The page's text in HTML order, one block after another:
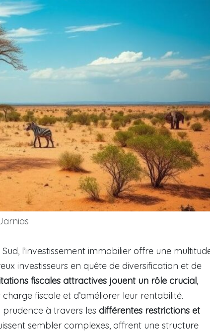
l’investissement immobilier offre une
investisseurs en quête de diversification et de
fiscales attractives jouent un rôle crucial,
fiscale et d’améliorer leur rentabilité.
prudence à travers les différentes restrictions et
sembler complexes, offrent une structure